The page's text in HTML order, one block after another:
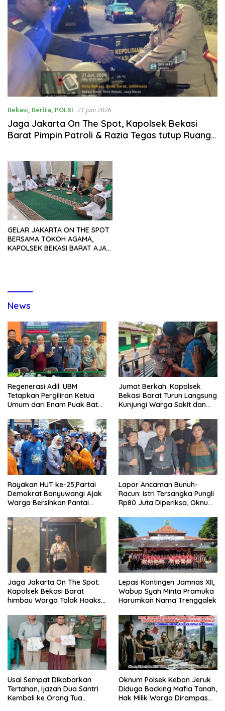
Bekasi, Berita, POLRI 21 Juni 2026
Jaga Jakarta On The Spot, Kapolsek Bekasi
Barat Pimpin Patroli & Razia Tegas tutup Ruang
GELAR JAKARTA ON THE SPOT
BERSAMA TOKOH AGAMA,
KAPOLSEK BEKASI BARAT AJAK
News
Regenerasi Adil: UBM
Tetapkan Pergiliran Ketua
Umum dari Enam Puak Batak
Jumat Berkah: Kapolsek
Bekasi Barat Turun Langsung
Kunjungi Warga Sakit dan
Rayakan HUT ke-25,Partai
Demokrat Banyuwangi Ajak
Warga Bersihkan Pantai
Lapor Ancaman Bunuh-
Racun: Istri Tersangka Pungli
Rp80 Juta Diperiksa, Oknum
Disdagperin
Jaga Jakarta On The Spot:
Kapolsek Bekasi Barat
himbau Warga Tolak Hoaks
Sholat Jumat
Lepas Kontingen Jamnas XII,
Wabup Syah Minta Pramuka
Harumkan Nama Trenggalek
Usai Sempat Dikabarkan
Tertahan, Ijazah Dua Santri
Kembali ke Orang Tua
Oknum Polsek Kebon Jeruk
Diduga Backing Mafia Tanah,
Hak Milik Warga Dirampas